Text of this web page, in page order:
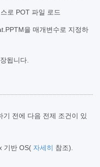
로 POT 파일 로드
을 매개변수로 지정하
됩니다.
전에 다음 전제 조건이 있
기반 OS( 자세히 참조).